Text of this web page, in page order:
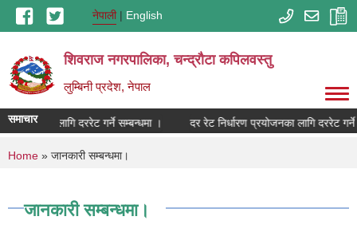
Skip to main contentनेपाली English
शिवराज नगरपालिका, चन्द्राैटा कपिलवस्तु
लुम्बिनी प्रदेश, नेपाल
समाचार
प्रयोजनका लागि दररेट गर्ने सम्बन्धमा । दर रेट निर्धारण प्रयोजनका लागि दररेट गर्ने
You are here
Home » जानकारी सम्बन्धमा।
जानकारी सम्बन्धमा।